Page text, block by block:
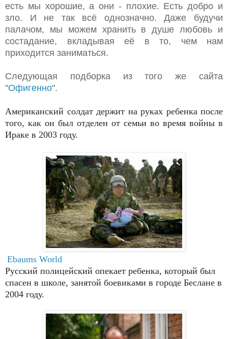
есть мы хорошие, а они - плохие. Есть добро и
зло. И не так всё однозначно. Даже будучи
палачом, мы можем хранить в душе любовь и
состадание, вкладывая её в то, чем нам
приходится заниматься.
Следующая подборка из того же сайта
"Офигенно".
Американский солдат держит на руках ребенка после
того, как он был отделен от семьи во время войны в
Ираке в 2003 году.
Ebaums World
Русский полицейский опекает ребенка, который был
спасен в школе, занятой боевиками в городе Беслане в
2004 году.